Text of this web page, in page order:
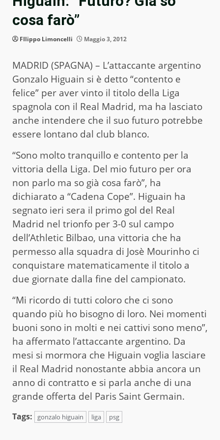
cosa farò”
FIlippo Limoncelli Maggio 3, 2012
MADRID (SPAGNA) – L’attaccante argentino
Gonzalo Higuain si è detto “contento e
felice” per aver vinto il titolo della Liga
spagnola con il Real Madrid, ma ha lasciato
anche intendere che il suo futuro potrebbe
essere lontano dal club blanco.
“Sono molto tranquillo e contento per la
vittoria della Liga. Del mio futuro per ora
non parlo ma so già cosa farò”, ha
dichiarato a “Cadena Cope”. Higuain ha
segnato ieri sera il primo gol del Real
Madrid nel trionfo per 3-0 sul campo
dell’Athletic Bilbao, una vittoria che ha
permesso alla squadra di Josè Mourinho ci
conquistare matematicamente il titolo a
due giornate dalla fine del campionato.
“Mi ricordo di tutti coloro che ci sono
quando più ho bisogno di loro. Nei momenti
buoni sono in molti e nei cattivi sono meno”,
ha affermato l’attaccante argentino. Da
mesi si mormora che Higuain voglia lasciare
il Real Madrid nonostante abbia ancora un
anno di contratto e si parla anche di una
grande offerta del Paris Saint Germain.
Tags: gonzalo higuain liga psg